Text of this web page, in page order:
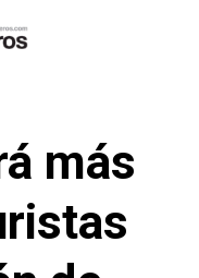
más